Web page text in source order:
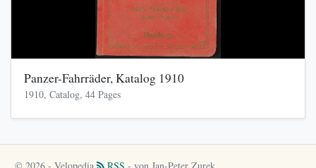
Panzer-Fahrräder, Katalog 1910
1910, Catalog, 44 Pages